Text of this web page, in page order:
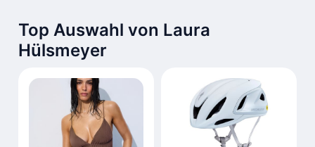
Top Auswahl von Laura
Hülsmeyer